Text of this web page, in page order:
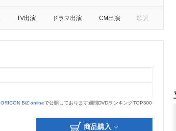
TV出演 ドラマ出演 CM出演 歌詞
ORICON BiZ onlineで公開しております週間DVDランキングTOP300
商品購入